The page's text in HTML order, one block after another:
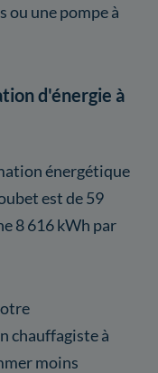
ou une pompe à
d'énergie à
énergétique
est de 59
8 616 kWh par
chauffagiste à
moins